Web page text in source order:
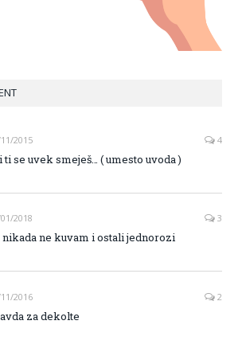
2015 4
ti se uvek smeješ… ( umesto uvoda )
2018 3
nikada ne kuvam i ostali jednorozi
2016 2
za dekolte